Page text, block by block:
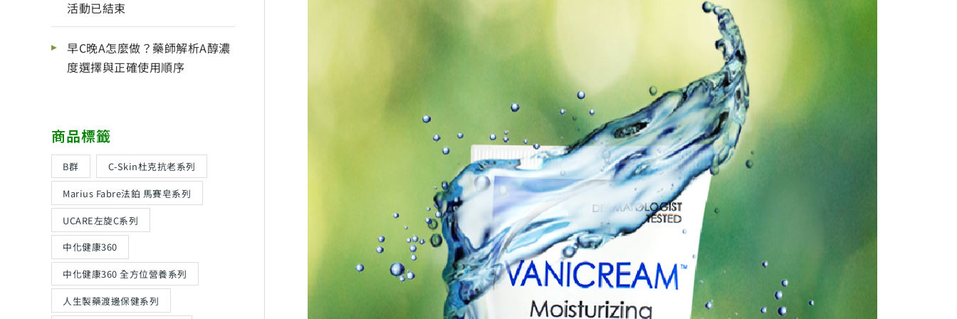
活動已結束
早C晚A怎麼做？藥師解析A醇濃
度選擇與正確使用順序
商品標籤
B群
C-Skin杜克抗老系列
Marius Fabre法鉑 馬賽皂系列
UCARE左旋C系列
中化健康360
中化健康360 全方位營養系列
人生製藥渡邊保健系列